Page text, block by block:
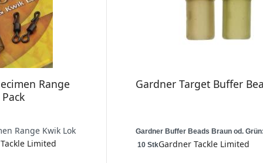
Range
Range Kwik Lok
Limited
Gardner Target Buffer
Gardner Buffer Beads Braun od.
10 StkGardner Tackle Limited